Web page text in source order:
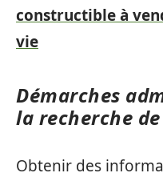
constructible à
vie
Démarches
la recherche
Obtenir des